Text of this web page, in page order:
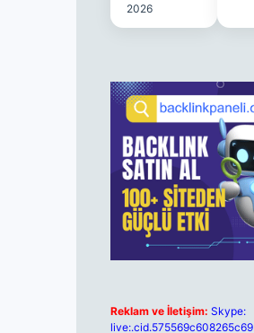
2026
Reklam ve İletişim: Skype:
live:.cid.575569c608265c69